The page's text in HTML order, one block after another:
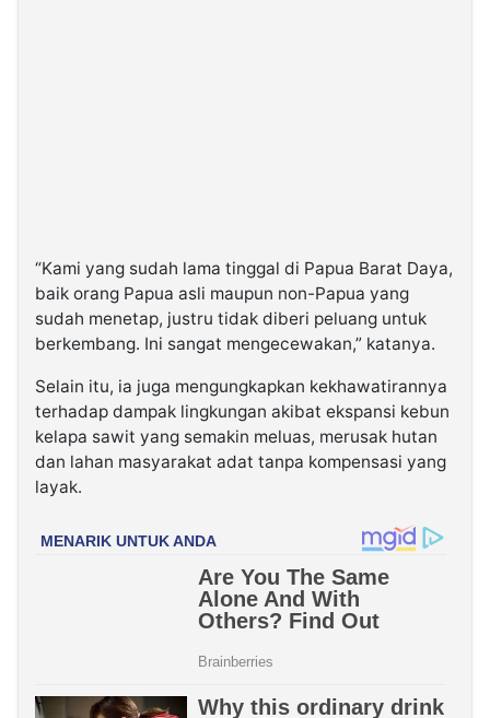
“Kami yang sudah lama tinggal di Papua Barat Daya,
baik orang Papua asli maupun non-Papua yang
sudah menetap, justru tidak diberi peluang untuk
berkembang. Ini sangat mengecewakan,” katanya.
Selain itu, ia juga mengungkapkan kekhawatirannya
terhadap dampak lingkungan akibat ekspansi kebun
kelapa sawit yang semakin meluas, merusak hutan
dan lahan masyarakat adat tanpa kompensasi yang
layak.